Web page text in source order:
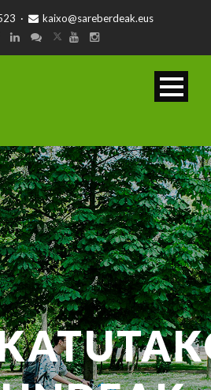
· kaixo@sareberdeak.eus